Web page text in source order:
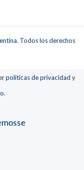
Todos los derechos
políticas de privacidad y
.